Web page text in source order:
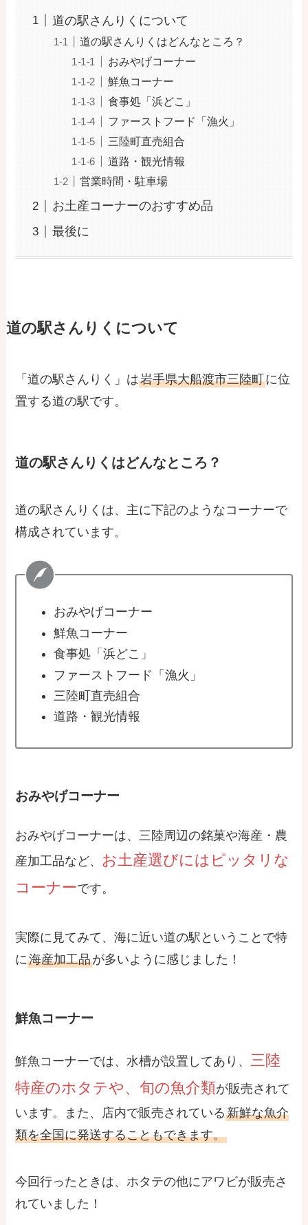
道の駅さんりくについて
道の駅さんりくはどんなところ？
おみやげコーナー
鮮魚コーナー
食事処「浜どこ」
ファーストフード「漁火」
三陸町直売組合
道路・観光情報
営業時間・駐車場
お土産コーナーのおすすめ品
最後に
道の駅さんりくについて
「道の駅さんりく」は岩手県大船渡市三陸町に位
置する道の駅です。
道の駅さんりくはどんなところ？
道の駅さんりくは、主に下記のようなコーナーで
構成されています。
おみやげコーナー
鮮魚コーナー
食事処「浜どこ」
ファーストフード「漁火」
三陸町直売組合
道路・観光情報
おみやげコーナー
おみやげコーナーは、三陸周辺の銘菓や海産・農
産加工品など、 お土産選びにはピッタリな
コーナーです。
実際に見てみて、海に近い道の駅ということで特
に海産加工品が多いように感じました！
鮮魚コーナー
鮮魚コーナーでは、水槽が設置してあり、 三陸
特産のホタテや、旬の魚介類が販売されて
います。また、店内で販売されている新鮮な魚介
類を全国に発送することもできます。
今回行ったときは、ホタテの他にアワビが販売さ
れていました！